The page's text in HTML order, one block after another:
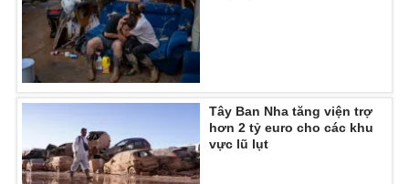
Cơ quan chủ quản:Đài Truyền hình Việt Nam
Cơ quan báo chí:Thời báo VTV
Giấy phép hoạt động báo in và báo điện tử số 483/GP-BTTTT
cấp ngày 29/12/2023
Tổng Biên tập:Vũ Thanh Thủy
Phó Tổng Biên tập:
Nguyễn Thị Mỹ Hạnh, Phạm Quốc Thắng,
Nguyễn Trọng Ninh
Tổng đài VTV:024.38 355 931 - 024.38 355 932
Tây Ban Nha tăng viện trợ
hơn 2 tỷ euro cho các khu
vực lũ lụt